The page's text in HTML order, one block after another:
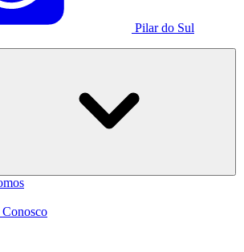
Pilar do Sul